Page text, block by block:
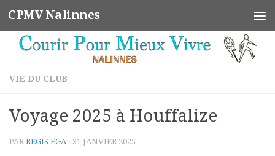
Skip to content
CPMV Nalinnes
VIE DU CLUB
Voyage 2025 à Houffalize
PAR REGIS EGA · 31 JANVIER 2025